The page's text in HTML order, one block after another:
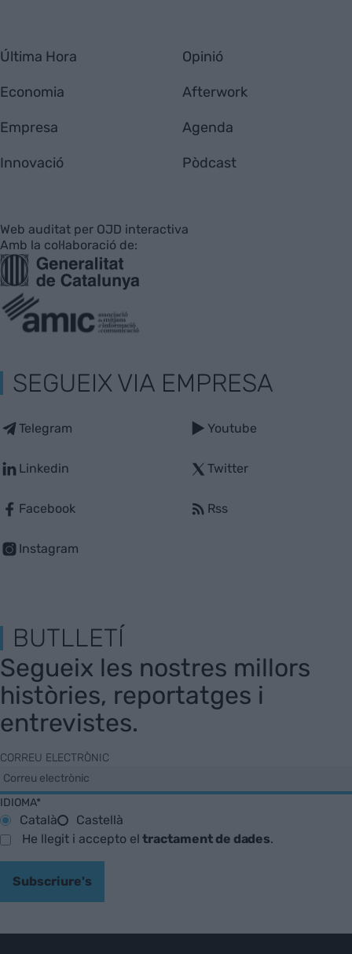
Última Hora
Economia
Empresa
Innovació
Opinió
Afterwork
Agenda
Pòdcast
Web auditat per OJD interactiva
Amb la col·laboració de:
SEGUEIX VIA EMPRESA
Telegram
Linkedin
Facebook
Instagram
Youtube
Twitter
Rss
BUTLLETÍ
Segueix les nostres millors
històries, reportatges i
entrevistes.
CORREU ELECTRÒNIC
IDIOMA*
Català
Castellà
He llegit i accepto eltractament de dades.
Subscriure's